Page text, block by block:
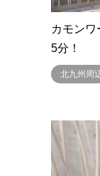
カモン
5分！
北九州周